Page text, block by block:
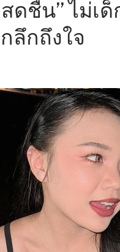
ดชื่น” ไม่เ
ลึกถึงใจ